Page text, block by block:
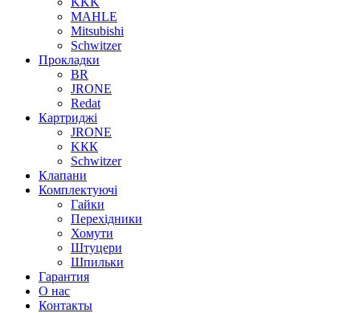
MAHLE
Mitsubishi
Schwitzer
Прокладки
BR
JRONE
Redat
Картриджі
JRONE
KКК
Schwitzer
Клапани
Комплектуючі
Гайки
Перехідники
Хомути
Штуцери
Шпильки
Гарантия
О нас
Контакты